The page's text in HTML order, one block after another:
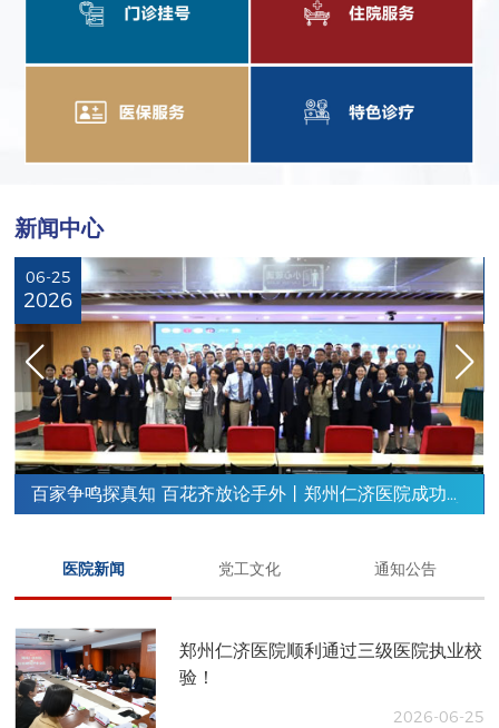
新闻中心
06-25
2026
百家争鸣探真知 百花齐放论手外丨郑州仁济医院成功举
办第六届中文手外科医师联合会（ACU）暨第十二届手
医院新闻 党工文化 通知公告
郑州仁济医院顺利通过三级医院执业校
验！
2026-06-25